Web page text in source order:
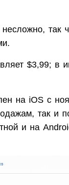
так
$3,99; в
на iOS с
так и
и на